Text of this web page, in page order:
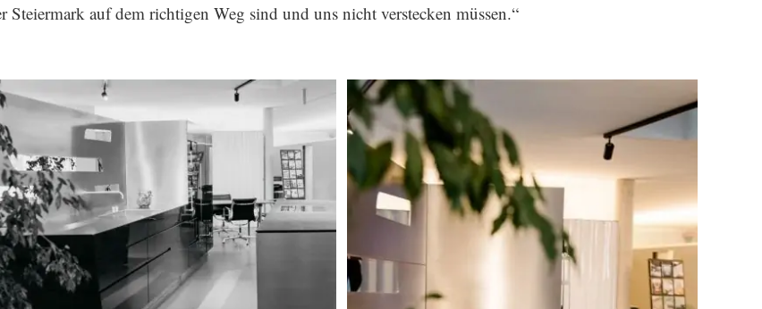
Steiermark auf dem richtigen Weg sind und uns nicht verstecken müssen.“